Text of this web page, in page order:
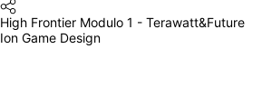
High Frontier Modulo 1 - Terawatt&Future
Ion Game Design